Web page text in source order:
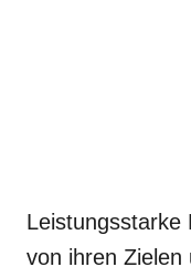
Leistungsstarke
von ihren Zielen